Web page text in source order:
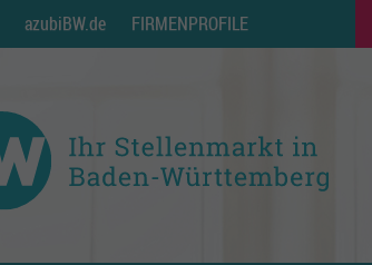
azubiBW.de FIRMENPROFILE